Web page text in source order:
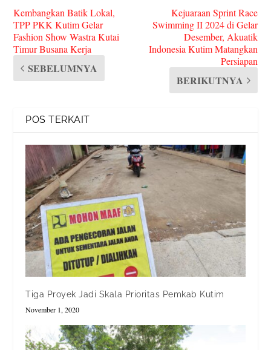
Kembangkan Batik Lokal,
TPP PKK Kutim Gelar
Fashion Show Wastra Kutai
Timur Busana Kerja
SEBELUMNYA
Kejuaraan Sprint Race
Swimming II 2024 di Gelar
Desember, Akuatik
Indonesia Kutim Matangkan
Persiapan
BERIKUTNYA
POS TERKAIT
Tiga Proyek Jadi Skala Prioritas Pemkab Kutim
November 1, 2020